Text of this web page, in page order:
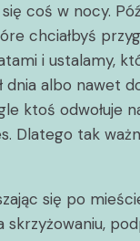
coś w nocy.
chciałbyś
i ustalamy,
albo nawet
ktoś odwołuje
Dlatego tak
się po